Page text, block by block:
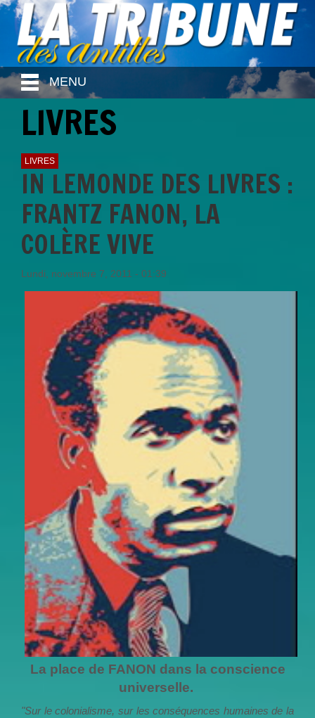
MENU
LIVRES
LIVRES
IN LEMONDE DES LIVRES :
FRANTZ FANON, LA
COLÈRE VIVE
Lundi, novembre 7, 2011 - 01:39
La place de FANON dans la conscience
universelle.
"Sur le colonialisme, sur les conséquences humaines de la